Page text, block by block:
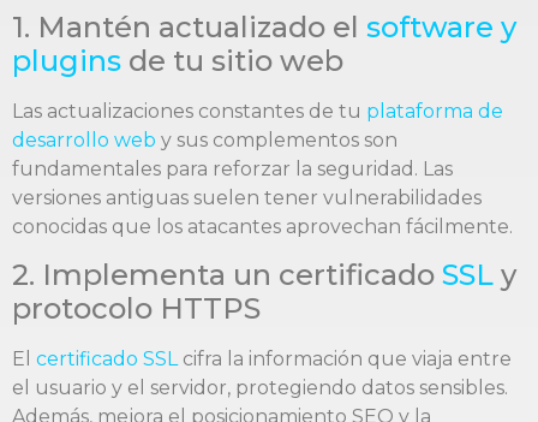
1. Mantén actualizado el software y
plugins de tu sitio web
Las actualizaciones constantes de tu plataforma de
desarrollo web y sus complementos son
fundamentales para reforzar la seguridad. Las
versiones antiguas suelen tener vulnerabilidades
conocidas que los atacantes aprovechan fácilmente.
2. Implementa un certificado SSL y
protocolo HTTPS
El certificado SSLcifra la información que viaja entre
el usuario y el servidor, protegiendo datos sensibles.
Además, mejora el posicionamiento SEO y la